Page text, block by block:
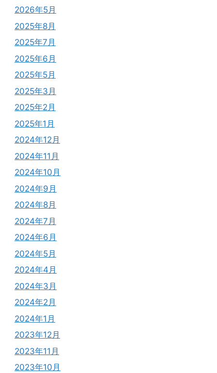
2026年5月
2025年8月
2025年7月
2025年6月
2025年5月
2025年3月
2025年2月
2025年1月
2024年12月
2024年11月
2024年10月
2024年9月
2024年8月
2024年7月
2024年6月
2024年5月
2024年4月
2024年3月
2024年2月
2024年1月
2023年12月
2023年11月
2023年10月